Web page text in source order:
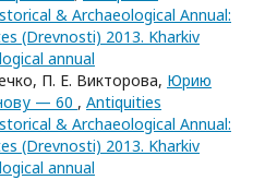
& Archaeological Annual:
(Drevnosti) 2013. Kharkiv
annual
П. Е. Викторова, Юрию
— 60 , Antiquities
& Archaeological Annual:
(Drevnosti) 2013. Kharkiv
annual